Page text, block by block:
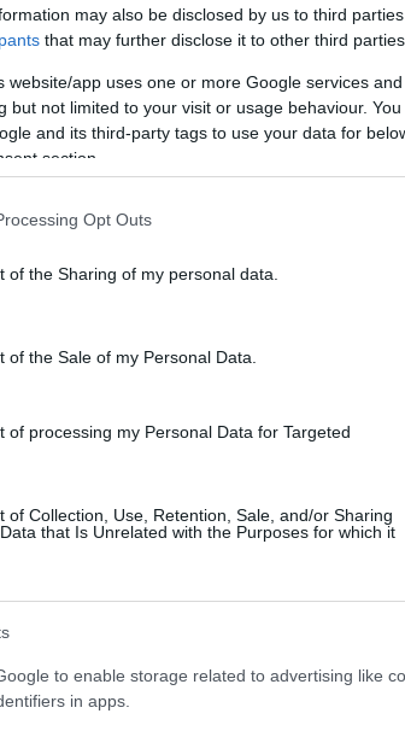
may also be disclosed by us to third
that may further disclose it to other third parties.
website/app uses one or more Google services
but not limited to your visit or usage behaviour.
and its third-party tags to use your data for
section.
Opt Outs
of the Sharing of my personal data.
of the Sale of my Personal Data.
of processing my Personal Data for Targeted
of Collection, Use, Retention, Sale, and/or Sharing
that Is Unrelated with the Purposes for which it
to enable storage related to advertising like
in apps.